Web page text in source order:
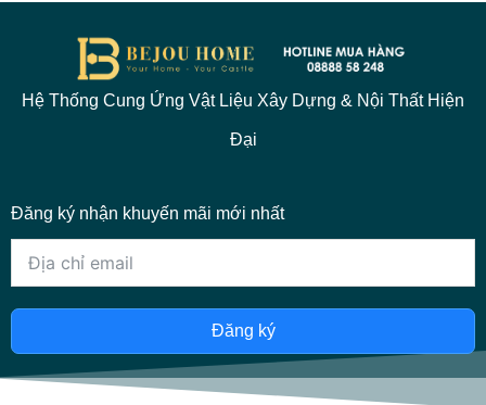
Hệ Thống Cung Ứng Vật Liệu Xây Dựng & Nội Thất Hiện
Đại
Đăng ký nhận khuyến mãi mới nhất
Đăng ký